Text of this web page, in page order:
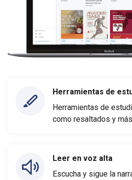
Herramientas de
Herramientas de
como resaltados y más
Leer en voz alta
Escucha y sigue la